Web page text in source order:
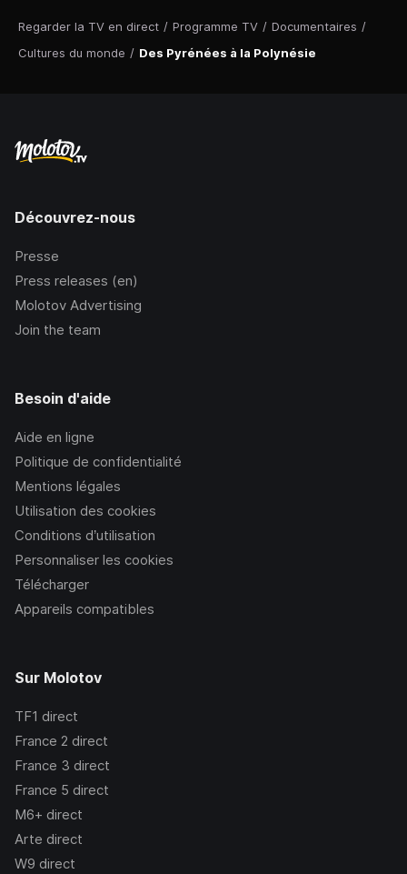
Regarder la TV en direct / Programme TV / Documentaires /
Cultures du monde / Des Pyrénées à la Polynésie
Découvrez-nous
Presse
Press releases (en)
Molotov Advertising
Join the team
Besoin d'aide
Aide en ligne
Politique de confidentialité
Mentions légales
Utilisation des cookies
Conditions d’utilisation
Personnaliser les cookies
Télécharger
Appareils compatibles
Sur Molotov
TF1 direct
France 2 direct
France 3 direct
France 5 direct
M6+ direct
Arte direct
W9 direct